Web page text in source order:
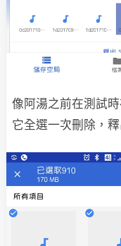
像阿湯之前在測試
它全選一次刪除，